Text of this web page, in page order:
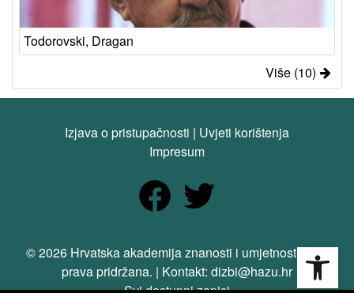
Todorovski, Dragan
Više (10)
Izjava o pristupačnosti | Uvjeti korištenja
Impresum
© 2026 Hrvatska akademija znanosti i umjetnosti. Sva
prava pridržana. | Kontakt: dizbi@hazu.hr